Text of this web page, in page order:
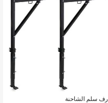
رف سلم الشاحنة